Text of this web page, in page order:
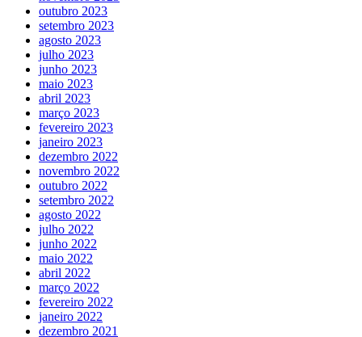
outubro 2023
setembro 2023
agosto 2023
julho 2023
junho 2023
maio 2023
abril 2023
março 2023
fevereiro 2023
janeiro 2023
dezembro 2022
novembro 2022
outubro 2022
setembro 2022
agosto 2022
julho 2022
junho 2022
maio 2022
abril 2022
março 2022
fevereiro 2022
janeiro 2022
dezembro 2021